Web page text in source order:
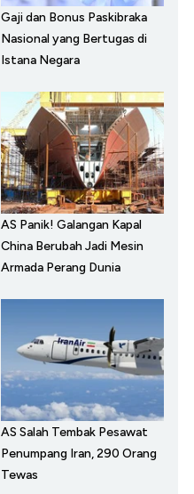
Gaji dan Bonus Paskibraka
Nasional yang Bertugas di
Istana Negara
AS Panik! Galangan Kapal
China Berubah Jadi Mesin
Armada Perang Dunia
AS Salah Tembak Pesawat
Penumpang Iran, 290 Orang
Tewas